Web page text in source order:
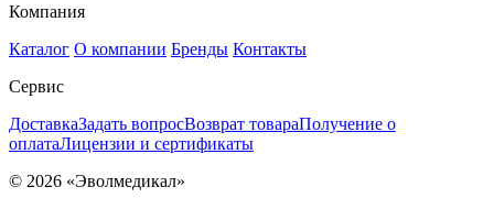
Компания
Каталог О компании Бренды Контакты
Сервис
ДоставкаЗадать вопросВозврат товараПолучение о
оплатаЛицензии и сертификаты
© 2026 «Эволмедикал»